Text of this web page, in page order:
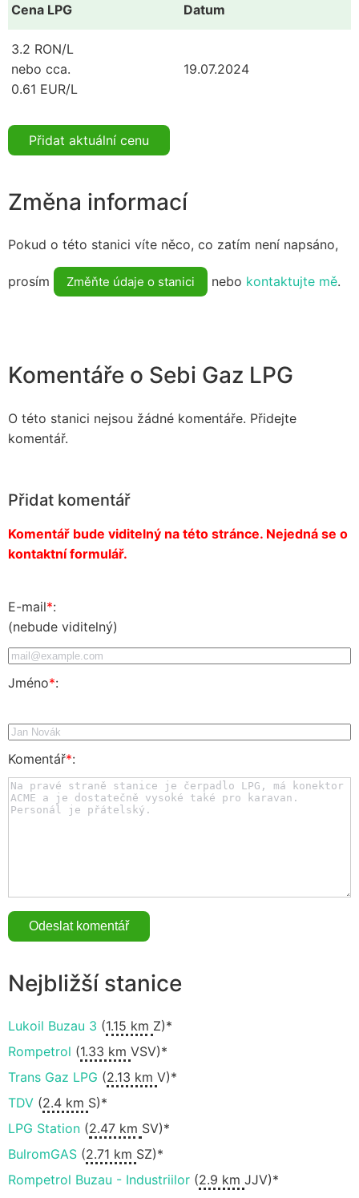
Cena LPG Datum
3.2 RON/L
nebo cca.
0.61 EUR/L
19.07.2024
Přidat aktuální cenu
Změna informací
Pokud o této stanici víte něco, co zatím není napsáno,
prosím Změňte údaje o stanici nebo kontaktujte mě.
Komentáře o Sebi Gaz LPG
O této stanici nejsou žádné komentáře. Přidejte
komentář.
Přidat komentář
Komentář bude viditelný na této stránce. Nejedná se o
kontaktní formulář.
E-mail*:
(nebude viditelný)
Jméno*:
Komentář*:
Nejbližší stanice
Lukoil Buzau 3 (1.15 km Z)*
Rompetrol (1.33 km VSV)*
Trans Gaz LPG (2.13 km V)*
TDV (2.4 km S)*
LPG Station (2.47 km SV)*
BulromGAS (2.71 km SZ)*
Rompetrol Buzau - Industriilor (2.9 km JJV)*